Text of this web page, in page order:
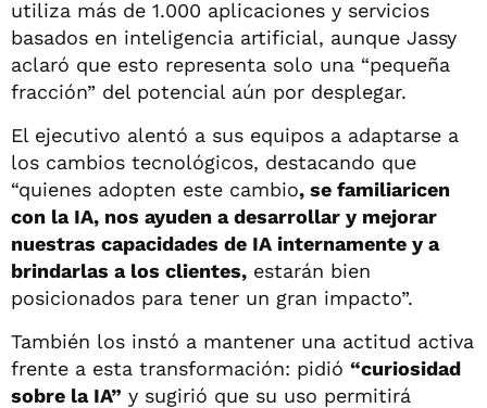
utiliza más de 1.000 aplicaciones y servicios
basados en inteligencia artificial, aunque Jassy
aclaró que esto representa solo una “pequeña
fracción” del potencial aún por desplegar.
El ejecutivo alentó a sus equipos a adaptarse a
los cambios tecnológicos, destacando que
“quienes adopten este cambio, se familiaricen
con la IA, nos ayuden a desarrollar y mejorar
nuestras capacidades de IA internamente y a
brindarlas a los clientes, estarán bien
posicionados para tener un gran impacto”.
También los instó a mantener una actitud activa
frente a esta transformación: pidió “curiosidad
sobre la IA” y sugirió que su uso permitirá